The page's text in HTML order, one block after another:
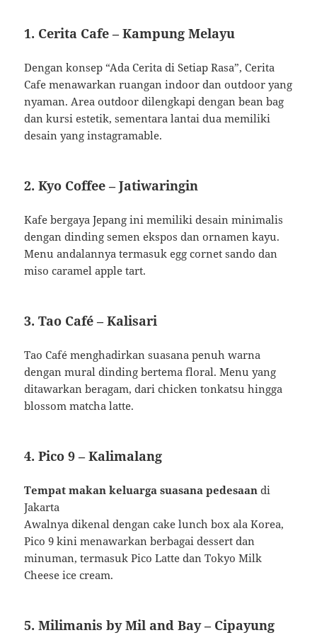
1. Cerita Cafe – Kampung Melayu
Dengan konsep “Ada Cerita di Setiap Rasa”, Cerita
Cafe menawarkan ruangan indoor dan outdoor yang
nyaman. Area outdoor dilengkapi dengan bean bag
dan kursi estetik, sementara lantai dua memiliki
desain yang instagramable.
2.Kyo Coffee – Jatiwaringin
Kafe bergaya Jepang ini memiliki desain minimalis
dengan dinding semen ekspos dan ornamen kayu.
Menu andalannya termasuk egg cornet sando dan
miso caramel apple tart.
3.Tao Café – Kalisari
Tao Café menghadirkan suasana penuh warna
dengan mural dinding bertema floral. Menu yang
ditawarkan beragam, dari chicken tonkatsu hingga
blossom matcha latte.
4.Pico 9 – Kalimalang
Tempat makan keluarga suasana pedesaan di
Jakarta
Awalnya dikenal dengan cake lunch box ala Korea,
Pico 9 kini menawarkan berbagai dessert dan
minuman, termasuk Pico Latte dan Tokyo Milk
Cheese ice cream.
5.Milimanis by Mil and Bay – Cipayung